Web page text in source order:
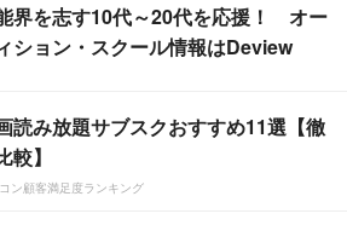
界を志す10代～20代を応援！ オー
ション・スクール情報はDeview
読み放題サブスクおすすめ11選【徹
較】
ン顧客満足度ランキング